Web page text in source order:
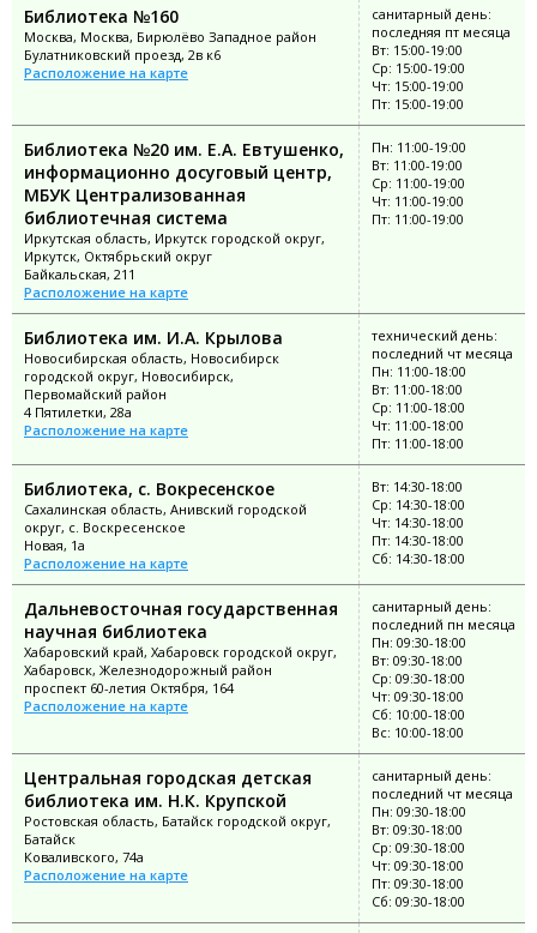
Библиотека №160
Москва, Москва, Бирюлёво Западное район
Булатниковский проезд, 2в к6
Расположение на карте
санитарный день:
последняя пт месяца
Вт: 15:00-19:00
Ср: 15:00-19:00
Чт: 15:00-19:00
Пт: 15:00-19:00
Библиотека №20 им. Е.А. Евтушенко,
информационно досуговый центр,
МБУК Централизованная
библиотечная система
Иркутская область, Иркутск городской округ,
Иркутск, Октябрьский округ
Байкальская, 211
Расположение на карте
Пн: 11:00-19:00
Вт: 11:00-19:00
Ср: 11:00-19:00
Чт: 11:00-19:00
Пт: 11:00-19:00
Библиотека им. И.А. Крылова
Новосибирская область, Новосибирск
городской округ, Новосибирск,
Первомайский район
4 Пятилетки, 28а
Расположение на карте
технический день:
последний чт месяца
Пн: 11:00-18:00
Вт: 11:00-18:00
Ср: 11:00-18:00
Чт: 11:00-18:00
Пт: 11:00-18:00
Библиотека, с. Вокресенское
Сахалинская область, Анивский городской
округ, с. Воскресенское
Новая, 1а
Расположение на карте
Вт: 14:30-18:00
Ср: 14:30-18:00
Чт: 14:30-18:00
Пт: 14:30-18:00
Сб: 14:30-18:00
Дальневосточная государственная
научная библиотека
Хабаровский край, Хабаровск городской округ,
Хабаровск, Железнодорожный район
проспект 60-летия Октября, 164
Расположение на карте
санитарный день:
последний пн месяца
Пн: 09:30-18:00
Вт: 09:30-18:00
Ср: 09:30-18:00
Чт: 09:30-18:00
Сб: 10:00-18:00
Вс: 10:00-18:00
Центральная городская детская
библиотека им. Н.К. Крупской
Ростовская область, Батайск городской округ,
Батайск
Коваливского, 74а
Расположение на карте
санитарный день:
последний чт месяца
Пн: 09:30-18:00
Вт: 09:30-18:00
Ср: 09:30-18:00
Чт: 09:30-18:00
Пт: 09:30-18:00
Сб: 09:30-18:00